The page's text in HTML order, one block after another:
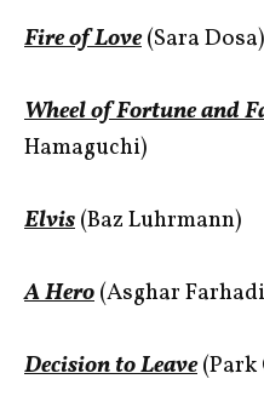
Fire of Love(Sara Dosa)
Wheel of Fortune and
Hamaguchi)
Elvis(Baz Luhrmann)
A Hero(Asghar
Decision to Leave(Park